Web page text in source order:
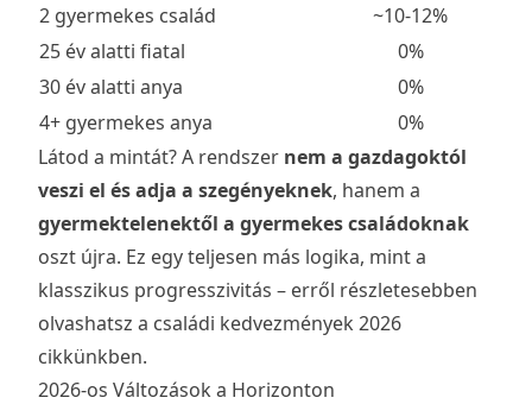
2 gyermekes család
~10-12%
25 év alatti fiatal
0%
30 év alatti anya
0%
4+ gyermekes anya
0%
Látod a mintát? A rendszer nem a gazdagoktól
veszi el és adja a szegényeknek, hanem a
gyermektelenektől a gyermekes családoknak
oszt újra. Ez egy teljesen más logika, mint a
klasszikus progresszivitás – erről részletesebben
olvashatsz a családi kedvezmények 2026
cikkünkben.
2026-os Változások a Horizonton